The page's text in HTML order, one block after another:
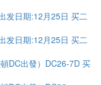
发日期:12月25日 买二
发日期:12月25日 买二
DC出發）DC26-7D 买